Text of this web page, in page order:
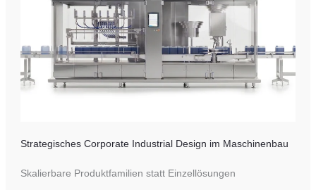
Strategisches Corporate Industrial Design im Maschinenbau
Skalierbare Produktfamilien statt Einzellösungen